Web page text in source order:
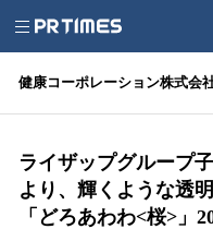
健康コーポレーション株式会
ライザップグループ
より、輝くような透
「どろあわわ<桜>」